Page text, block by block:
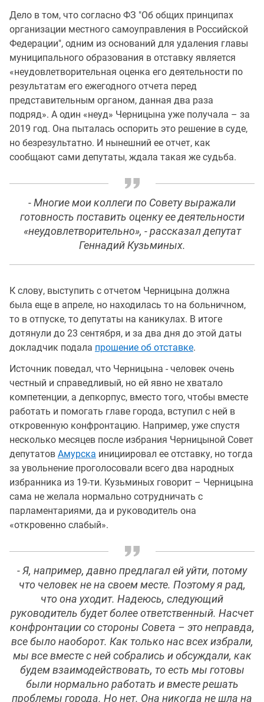
Дело в том, что согласно ФЗ "Об общих принципах
организации местного самоуправления в Российской
Федерации", одним из оснований для удаления главы
муниципального образования в отставку является
«неудовлетворительная оценка его деятельности по
результатам его ежегодного отчета перед
представительным органом, данная два раза
подряд». А один «неуд» Черницына уже получала – за
2019 год. Она пыталась оспорить это решение в суде,
но безрезультатно. И нынешний ее отчет, как
сообщают сами депутаты, ждала такая же судьба.
- Многие мои коллеги по Совету выражали
готовность поставить оценку ее деятельности
«неудовлетворительно», - рассказал депутат
Геннадий Кузьминых.
К слову, выступить с отчетом Черницына должна
была еще в апреле, но находилась то на больничном,
то в отпуске, то депутаты на каникулах. В итоге
дотянули до 23 сентября, и за два дня до этой даты
докладчик подала прошение об отставке.
Источник поведал, что Черницына - человек очень
честный и справедливый, но ей явно не хватало
компетенции, а депкорпус, вместо того, чтобы вместе
работать и помогать главе города, вступил с ней в
откровенную конфронтацию. Например, уже спустя
несколько месяцев после избрания Черницыной Совет
депутатов Амурска инициировал ее отставку, но тогда
за увольнение проголосовали всего два народных
избранника из 19-ти. Кузьминых говорит – Черницына
сама не желала нормально сотрудничать с
парламентариями, да и руководитель она
«откровенно слабый».
- Я, например, давно предлагал ей уйти, потому
что человек не на своем месте. Поэтому я рад,
что она уходит. Надеюсь, следующий
руководитель будет более ответственный. Насчет
конфронтации со стороны Совета – это неправда,
все было наоборот. Как только нас всех избрали,
мы все вместе с ней собрались и обсуждали, как
будем взаимодействовать, то есть мы готовы
были нормально работать и вместе решать
проблемы города. Но нет. Она никогда не шла на